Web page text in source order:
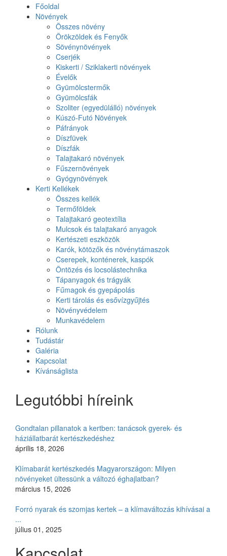
Főoldal
Növények
Összes növény
Örökzöldek és Fenyők
Sövénynövények
Cserjék
Kiskerti / Sziklakerti növények
Évelők
Gyümölcstermők
Gyümölcsfák
Szoliter (egyedülálló) növények
Kúszó-Futó Növények
Páfrányok
Díszfüvek
Díszfák
Talajtakaró növények
Fűszernövények
Gyógynövények
Kerti Kellékek
Összes kellék
Termőföldek
Talajtakaró geotextília
Mulcsok és talajtakaró anyagok
Kertészeti eszközök
Karók, kötözők és növénytámaszok
Cserepek, konténerek, kaspók
Öntözés és locsolástechnika
Tápanyagok és trágyák
Fűmagok és gyepápolás
Kerti tárolás és esővízgyűjtés
Növényvédelem
Munkavédelem
Rólunk
Tudástár
Galéria
Kapcsolat
Kívánságlista
Legutóbbi híreink
Gondtalan pillanatok a kertben: tanácsok gyerek- és
háziállatbarát kertészkedéshez
április 18, 2026
Klímabarát kertészkedés Magyarországon: Milyen
növényeket ültessünk a változó éghajlatban?
március 15, 2026
Forró nyarak és szomjas kertek – a klímaváltozás kihívásai a
...
július 01, 2025